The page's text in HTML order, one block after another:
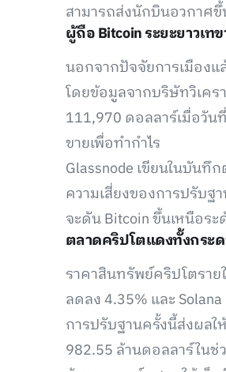
สามารถส่งนักบินอวกาศ
ผู้ถือ Bitcoin ระยะยาวเท
นอกจากปัจจัยการเมือง
โดยข้อมูลจากบริษัทวิเคร
111,970 ดอลลาร์เมื่อวั
ขายเพื่อทำกำไร
Glassnode เขียนในบันทึ
ความเสี่ยงของการปรับฐ
จะดัน Bitcoin ขึ้นเหนือร
ตลาดคริปโตแดงทั้งกระ
ราคาสินทรัพย์คริปโตราย
ลดลง 4.35% และ
การปรับฐานครั้งนี้ส่งผล
982.55 ล้านดอลลาร์ในช่